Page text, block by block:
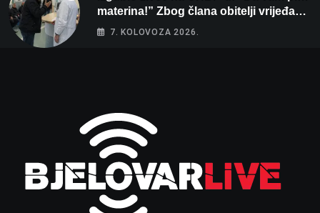
materina!” Zbog člana obitelji vrijeđao i
vikao na djelatnike
7. KOLOVOZA 2026.